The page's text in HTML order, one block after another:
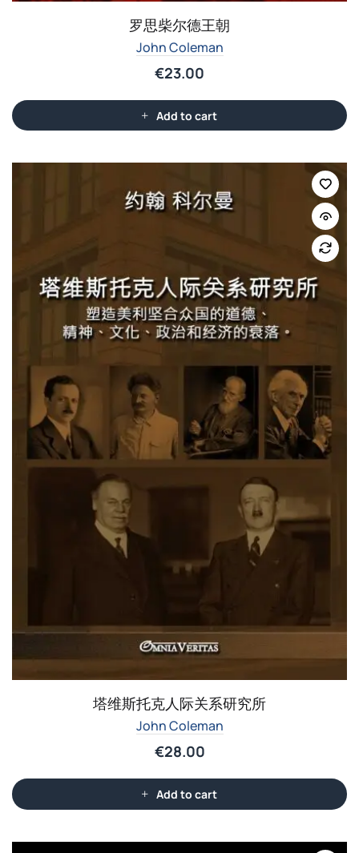
罗思柴尔德王朝
John Coleman
€23.00
Add to cart
塔维斯托克人际关系研究所
John Coleman
€28.00
Add to cart